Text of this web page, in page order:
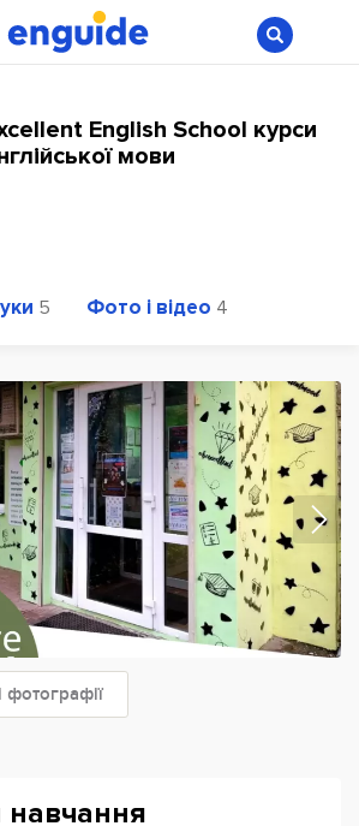
English School курси
мови
5 Фото і відео 4
фотографії